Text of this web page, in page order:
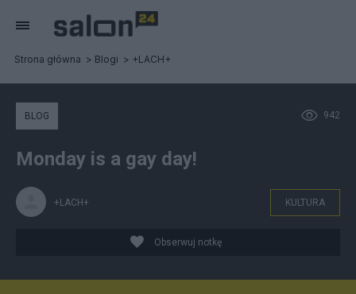
Strona główna Blogi +LACH+
942
BLOG
Monday is a gay day!
+LACH+ KULTURA
Obserwuj notkę